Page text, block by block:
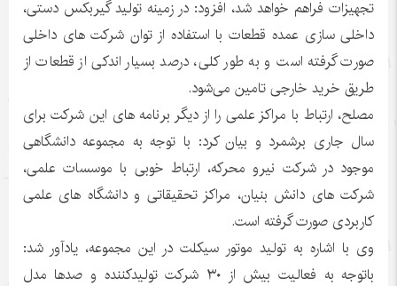
تجهیزات فراهم خواهد شد، افزود: در زمینه تولید گیربکس دستی،
داخلی سازی عمده قطعات با استفاده از توان شرکت های داخلی
صورت گرفته است و به طور کلی، درصد بسیار اندکی از قطعات از
طریق خرید خارجی تامین می‌شود.
مصلح، ارتباط با مراکز علمی را از دیگر برنامه های این شرکت برای
سال جاری برشمرد و بیان کرد: با توجه به مجموعه دانشگاهی
موجود در شرکت نیرو محرکه، ارتباط خوبی با موسسات علمی،
شرکت های دانش بنیان، مراکز تحقیقاتی و دانشگاه های علمی
کاربردی صورت گرفته است.
وی با اشاره به تولید موتور سیکلت در این مجموعه، یادآور شد:
باتوجه به فعالیت بیش از ۳۰ شرکت تولیدکننده و صدها مدل